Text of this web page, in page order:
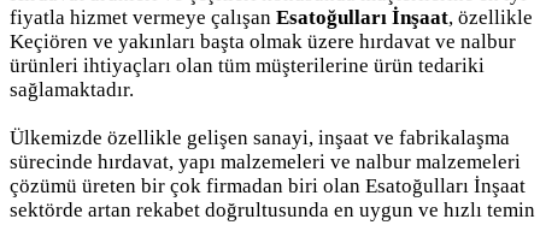
fiyatla hizmet vermeye çalışan Esatoğulları İnşaat, özellikle
Keçiören ve yakınları başta olmak üzere hırdavat ve nalbur
ürünleri ihtiyaçları olan tüm müşterilerine ürün tedariki
sağlamaktadır.
Ülkemizde özellikle gelişen sanayi, inşaat ve fabrikalaşma
sürecinde hırdavat, yapı malzemeleri ve nalbur malzemeleri
çözümü üreten bir çok firmadan biri olan Esatoğulları İnşaat
sektörde artan rekabet doğrultusunda en uygun ve hızlı temin